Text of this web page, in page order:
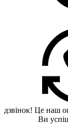
дзвінок! Це наш
Ви